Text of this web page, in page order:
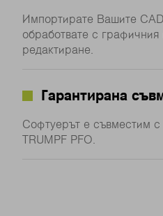
Импортирате Вашите
обработвате с
редактиране.
Гарантирана
Софтуерът е съвместим
TRUMPF PFO.